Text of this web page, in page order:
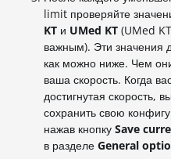
limit проверяйте
KT и UMed KT (UMed
важным). Эти значения
как можно ниже. Чем
ваша скорость. Когда
достигнутая скорость,
сохранить свою
нажав кнопку Save
в разделе General